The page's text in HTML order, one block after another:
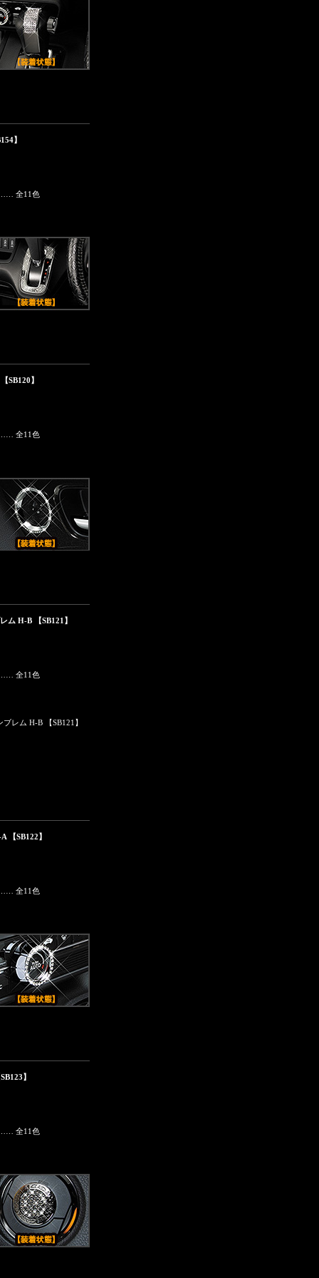
】
全11色
SB120】
全11色
ム H-B 【SB121】
全11色
【SB122】
全11色
】
全11色